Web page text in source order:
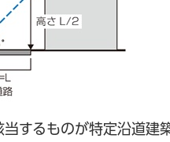
するものが特定沿道建